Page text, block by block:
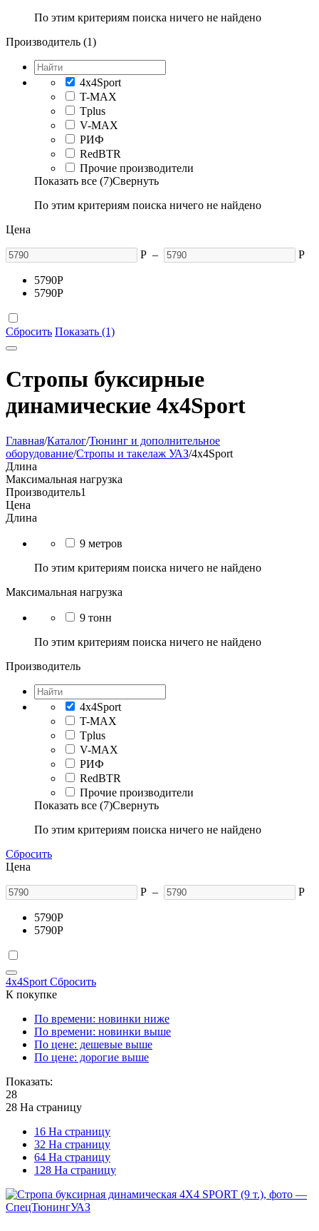
По этим критериям поиска ничего не найдено
Производитель (1)
4x4Sport
T-MAX
Tplus
V-MAX
РИФ
RedBTR
Прочие производители
Показать все (7)Свернуть
По этим критериям поиска ничего не найдено
Цена
Р – Р
5790Р
5790Р
Сбросить Показать (1)
Стропы буксирные
динамические 4x4Sport
Главная/Каталог/Тюнинг и дополнительное
оборудование/Стропы и такелаж УАЗ/4x4Sport
Длина
Максимальная нагрузка
Производитель1
Цена
Длина
9 метров
По этим критериям поиска ничего не найдено
Максимальная нагрузка
9 тонн
По этим критериям поиска ничего не найдено
Производитель
4x4Sport
T-MAX
Tplus
V-MAX
РИФ
RedBTR
Прочие производители
Показать все (7)Свернуть
По этим критериям поиска ничего не найдено
Сбросить
Цена
Р – Р
5790Р
5790Р
4x4Sport Сбросить
К покупке
По времени: новинки ниже
По времени: новинки выше
По цене: дешевые выше
По цене: дорогие выше
Показать:
28
28 На страницу
16 На страницу
32 На страницу
64 На страницу
128 На страницу